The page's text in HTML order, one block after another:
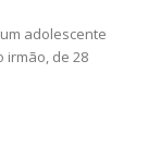
adolescente
irmão, de 28